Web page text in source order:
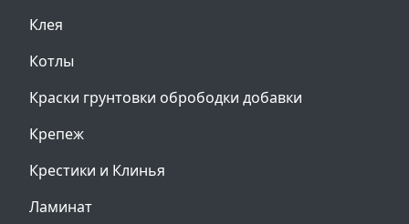
Клея
Котлы
Краски грунтовки обрободки добавки
Крепеж
Крестики и Клинья
Ламинат